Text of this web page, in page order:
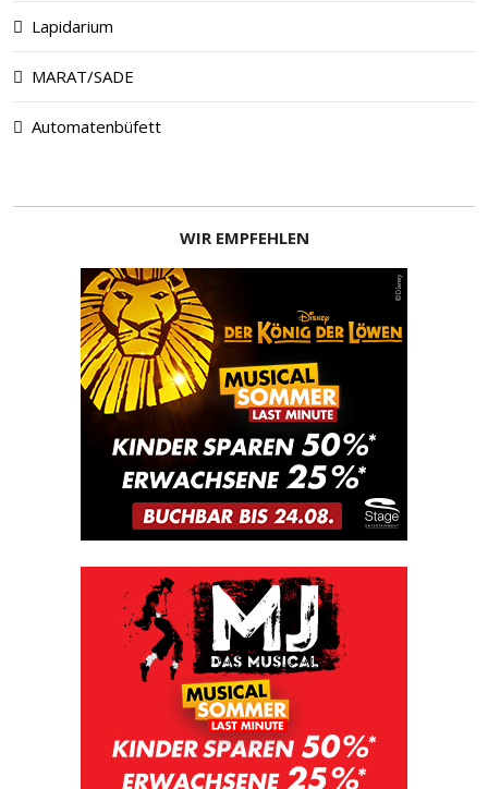
Lapidarium
MARAT/SADE
Automatenbüfett
WIR EMPFEHLEN